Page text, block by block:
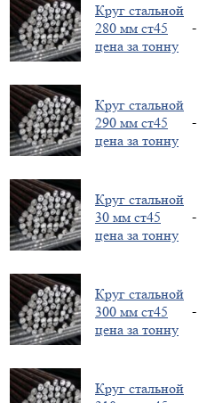
Круг стальной
280 мм ст45
цена за тонну
-
Круг стальной
290 мм ст45
цена за тонну
-
Круг стальной
30 мм ст45
цена за тонну
-
Круг стальной
300 мм ст45
цена за тонну
-
Круг стальной